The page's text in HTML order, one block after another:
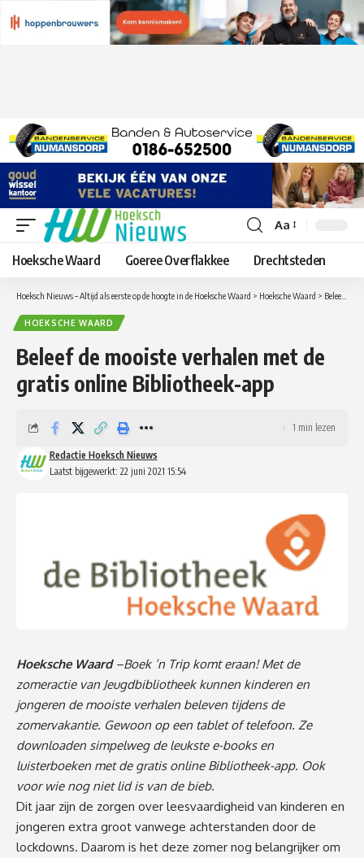
Lettergrootte
aanpassen
Aa
Hoeksche Waard Goeree Overflakkee Drechtsteden
Hoeksch Nieuws – Altijd als eerste op de hoogte in de Hoeksche Waard > Hoeksche Waard > Beleef de mooiste verhalen met de gratis online Bibliotheek-app
HOEKSCHE WAARD
Beleef de mooiste verhalen met de
gratis online Bibliotheek-app
Laatst bijgewerkt: 22 juni 2021 15:54
Redactie Hoeksch Nieuws
1 min lezen
Hoeksche Waard–Boek ’n Trip komt eraan! Met de
zomeractie van Jeugdbibliotheek kunnen kinderen en
jongeren de mooiste verhalen beleven tijdens de
zomervakantie. Gewoon op een tablet of telefoon. Ze
downloaden simpelweg de leukste e-books en
luisterboeken met de gratis online Bibliotheek-app. Ook
voor wie nog niet lid is van de bieb.
Dit jaar zijn de zorgen over leesvaardigheid van kinderen en
jongeren extra groot vanwege achterstanden door de
lockdowns. Daarom is het deze zomer nog belangrijker om